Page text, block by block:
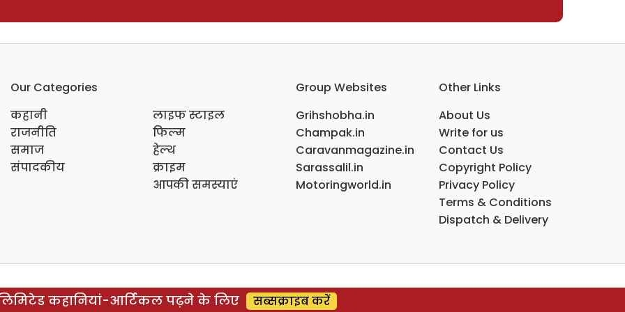
Our Categories
कहानी
राजनीति
समाज
संपादकीय
लाइफ स्टाइल
फिल्म
हेल्थ
क्राइम
आपकी समस्याएं
Group Websites
Grihshobha.in
Champak.in
Caravanmagazine.in
Sarassalil.in
Motoringworld.in
Other Links
About Us
Write for us
Contact Us
Copyright Policy
Privacy Policy
Terms & Conditions
Dispatch & Delivery
कहानियां-आर्टिकल पढ़ने के लिए सब्सक्राइब करें